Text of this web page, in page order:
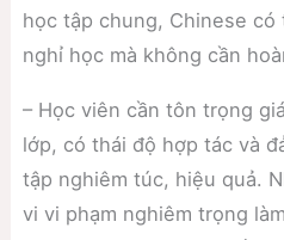
học tập chung, Chinese
nghỉ học mà không cần
– Học viên cần tôn trọng
lớp, có thái độ hợp tác và
tập nghiêm túc, hiệu quả.
vi vi phạm nghiêm trọng